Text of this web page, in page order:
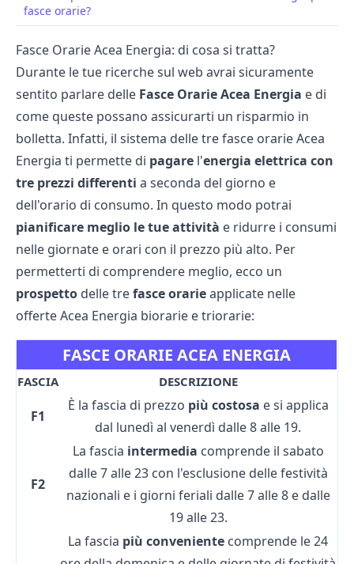
fasce orarie?
Fasce Orarie Acea Energia: di cosa si tratta?
Durante le tue ricerche sul web avrai sicuramente
sentito parlare delle Fasce OrarieAcea Energia e di
come queste possano assicurarti un risparmio in
bolletta. Infatti, il sistema delle tre fasce orarie Acea
Energia ti permette di pagare l'energia elettrica con
tre prezzi differenti a seconda del giorno e
dell'orario di consumo. In questo modo potrai
pianificare meglio le tue attività e ridurre i consumi
nelle giornate e orari con il prezzo più alto. Per
permetterti di comprendere meglio, ecco un
prospetto delle trefasceorarieapplicate nelle
offerte Acea Energia biorarie e triorarie:
FASCE ORARIE ACEA ENERGIA
FASCIA DESCRIZIONE
F1
È la fascia di prezzo più costosa e si applica
dal lunedì al venerdì dalle 8 alle 19.
F2
La fascia intermedia comprende il sabato
dalle 7 alle 23 con l'esclusione delle festività
nazionali e i giorni feriali dalle 7 alle 8 e dalle
19 alle 23.
La fascia più conveniente comprende le 24